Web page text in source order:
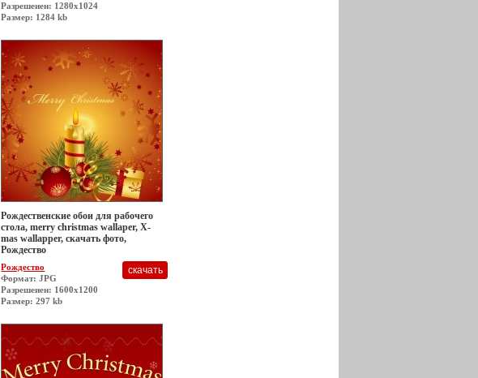
Разрешеиен: 1280x1024
Размер: 1284 kb
Рождественские обои для рабочего
стола, merry christmas wallaper, X-
mas wallapper, скачать фото,
Рождество
Рождество
Формат: JPG
Разрешеиен: 1600x1200
Размер: 297 kb